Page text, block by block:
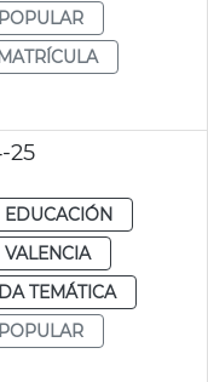
25
EDUCACIÓN
VALENCIA
TEMÁTICA